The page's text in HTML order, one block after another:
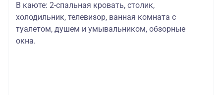
В каюте: 2-спальная кровать, столик,
холодильник, телевизор, ванная комната с
туалетом, душем и умывальником, обзорные
окна.